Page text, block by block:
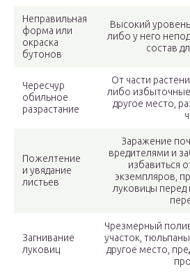
Неправильная
форма или
окраска
бутонов
Высокий
либо у него
состав
Чересчур
обильное
разрастание
От части
либо избыточные
другое место,
Пожелтение
и увядание
листьев
Заражение
вредителями и
избавиться
экземпляров,
луковицы перед
Загнивание
луковиц
Чрезмерный
участок,
другое место,